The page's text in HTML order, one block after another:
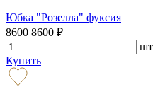
Юбка "Розелла" фуксия
8600 8600 ₽
шт
Купить